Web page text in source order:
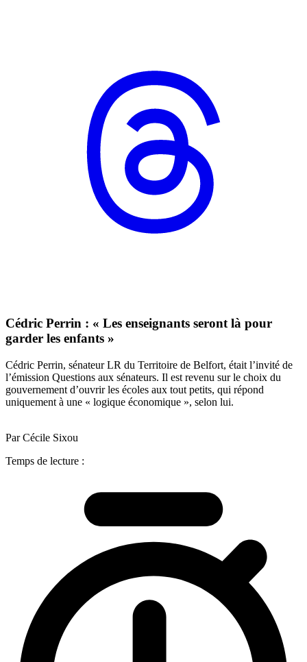
Cédric Perrin : « Les enseignants seront là pour
garder les enfants »
Cédric Perrin, sénateur LR du Territoire de Belfort, était l’invité de
l’émission Questions aux sénateurs. Il est revenu sur le choix du
gouvernement d’ouvrir les écoles aux tout petits, qui répond
uniquement à une « logique économique », selon lui.
Par Cécile Sixou
Temps de lecture :